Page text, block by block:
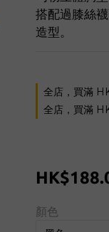
搭配過膝絲
造型。
全店，買滿
全店，買滿
顏色